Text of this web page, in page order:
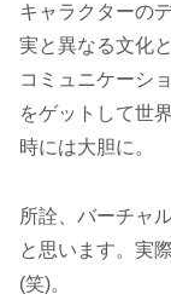
キャラクターの
実と異なる文化
コミュニケーシ
をゲットして世
時には大胆に。
所詮、バーチャ
と思います。実
(笑)。